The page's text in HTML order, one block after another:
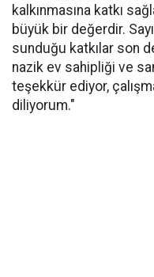
kalkınmasına katkı
büyük bir değerdir.
sunduğu katkılar son
nazik ev sahipliği ve
teşekkür ediyor,
diliyorum."